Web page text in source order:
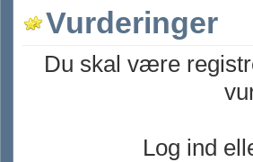
Vurderinger
Du skal være
Log ind